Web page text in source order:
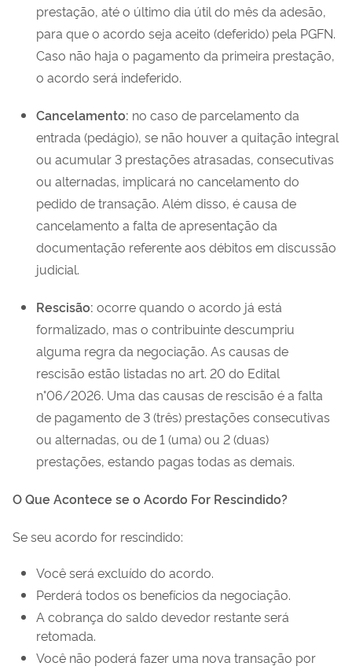
prestação, até o último dia útil do mês da adesão,
para que o acordo seja aceito (deferido) pela PGFN.
Caso não haja o pagamento da primeira prestação,
o acordo será indeferido.
Cancelamento: no caso de parcelamento da
entrada (pedágio), se não houver a quitação integral
ou acumular 3 prestações atrasadas, consecutivas
ou alternadas, implicará no cancelamento do
pedido de transação. Além disso, é causa de
cancelamento a falta de apresentação da
documentação referente aos débitos em discussão
judicial.
Rescisão: ocorre quando o acordo já está
formalizado, mas o contribuinte descumpriu
alguma regra da negociação. As causas de
rescisão estão listadas no art. 20 do Edital
n°06/2026. Uma das causas de rescisão é a falta
de pagamento de 3 (três) prestações consecutivas
ou alternadas, ou de 1 (uma) ou 2 (duas)
prestações, estando pagas todas as demais.
O Que Acontece se o Acordo For Rescindido?
Se seu acordo for rescindido:
Você será excluído do acordo.
Perderá todos os benefícios da negociação.
A cobrança do saldo devedor restante será
retomada.
Você não poderá fazer uma nova transação por